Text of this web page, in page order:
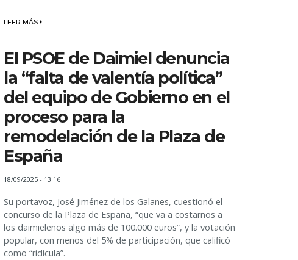
LEER MÁS
El PSOE de Daimiel denuncia
la “falta de valentía política”
del equipo de Gobierno en el
proceso para la
remodelación de la Plaza de
España
18/09/2025 - 13:16
Su portavoz, José Jiménez de los Galanes, cuestionó el
concurso de la Plaza de España, “que va a costarnos a
los daimieleños algo más de 100.000 euros”, y la votación
popular, con menos del 5% de participación, que calificó
como “ridícula”.